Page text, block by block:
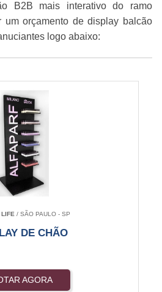
B2B mais interativo do ramo
um orçamento de display balcão
logo abaixo:
/ SÃO PAULO - SP
DE CHÃO
AGORA